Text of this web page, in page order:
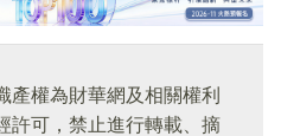
產權為財華網及相關權利
許可，禁止進行轉載、摘